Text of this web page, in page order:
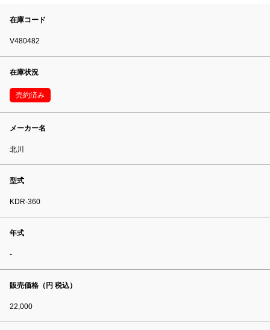
在庫コード
V480482
在庫状況
売約済み
メーカー名
北川
型式
KDR-360
年式
-
販売価格（円 税込）
22,000